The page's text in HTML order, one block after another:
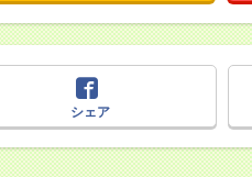
シェア